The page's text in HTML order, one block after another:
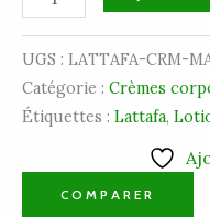
UGS : LATTAFA-CRM-
Catégorie : Crèmes
Étiquettes : Lattafa,
COMPARER